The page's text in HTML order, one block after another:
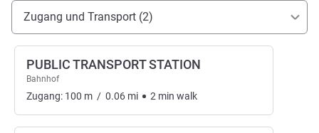
Erreichbarkeit und Anbindung
Zugang und Transport (2)
PUBLIC TRANSPORT STATION
Bahnhof
Zugang: 100 m / 0.06 mi 2 min walk